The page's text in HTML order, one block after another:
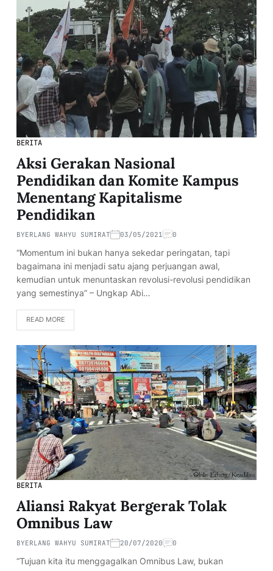
BERITA
Aksi Gerakan Nasional
Pendidikan dan Komite Kampus
Menentang Kapitalisme
Pendidikan
BYERLANG WAHYU SUMIRAT 03/05/2021 0
“Momentum ini bukan hanya sekedar peringatan, tapi
bagaimana ini menjadi satu ajang perjuangan awal,
kemudian untuk menuntaskan revolusi-revolusi pendidikan
yang semestinya” – Ungkap Abi…
READ MORE
BERITA
Aliansi Rakyat Bergerak Tolak
Omnibus Law
BYERLANG WAHYU SUMIRAT 20/07/2020 0
“Tujuan kita itu menggagalkan Omnibus Law, bukan